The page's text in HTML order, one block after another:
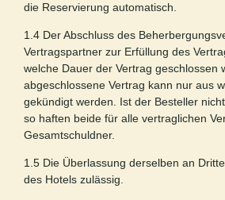
die Reservierung automatisch.
1.4 Der Abschluss des
Vertragspartner zur Erfüllung des
welche Dauer der Vertrag geschlossen
abgeschlossene Vertrag kann nur aus
gekündigt werden. Ist der Besteller
so haften beide für alle vertraglichen
Gesamtschuldner.
1.5 Die Überlassung derselben an
des Hotels zulässig.